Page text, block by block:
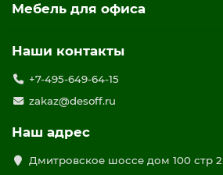
Мебель для офиса
Наши контакты
+7-495-649-64-15
zakaz@desoff.ru
Наш адрес
Дмитровское шоссе дом 100 стр 2